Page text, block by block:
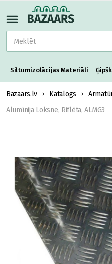
Siltumizolācijas Materiāli
Bazaars.lv Katalogs
Alumīnija Loksne, Riflēta, ALMG3